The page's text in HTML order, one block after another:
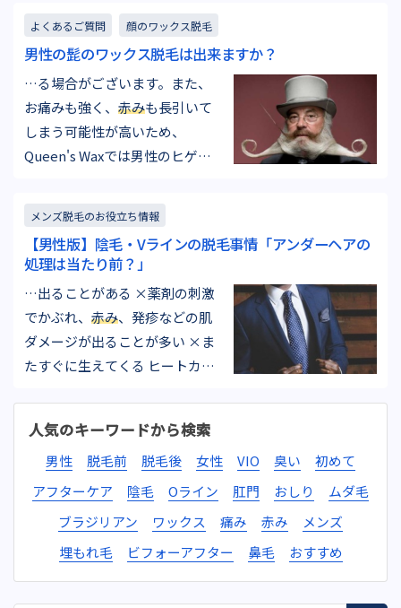
違うんだよなぁ』とか思われる
のが一番の恐怖でもあります。
ですので、意外とスタッフは真
剣にブラジリアンワックスの施
術をしているということを覚え
ておいていただ…
よくあるご質問 顔のワックス脱毛
男性の髭のワックス脱毛は出来ますか？
…る場合がございます。また、
お痛みも強く、 赤みも長引いて
しまう可能性が高いため、
Queen's Waxでは男性のヒゲの
です。お受けする場合も０では
ありません。どのような時にお
受けするかと言いますと、レー
ザー脱毛やフラッシュ脱毛を既
に完了されているお客様で太い
毛がま…
メンズ脱毛のお役立ち情報
【男性版】陰毛・Vラインの脱毛事情「アンダーヘアの
処理は当たり前？」
…出ることがある ×薬剤の刺激
でかぶれ、 赤み、発疹などの肌
ダメージが出ることが多い ×ま
たすぐに生えてくる ヒートカッ
理できる ○肌に直接触れないの
で安全(火傷には要注意） ×また
すぐに生えてくる ×根元からな
くせず、数ミリは必ず残る…
人気のキーワードから検索
男性 脱毛前 脱毛後 女性 VIO 臭い
初めて
アフターケア
陰毛 Oライン 肛門 おしり
ムダ毛
ブラジリアン
ワックス 痛み 赤み
メンズ
埋もれ毛
ビフォーアフター 鼻毛 おすすめ